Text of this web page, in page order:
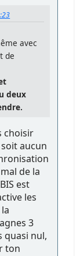
avec
de
deux
choisir
aucun
de la
est
les
3
quasi nul,
ton